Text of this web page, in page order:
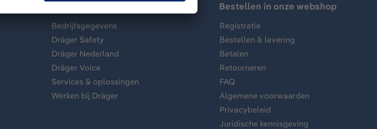
Bedrijfsgegevens
Dräger Safety
Dräger Nederland
Dräger Voice
Services & oplossingen
Werken bij Dräger
Bestellen in onze webshop
Registratie
Bestellen & levering
Betalen
Retourneren
FAQ
Algemene voorwaarden
Privacybeleid
Juridische kennisgeving